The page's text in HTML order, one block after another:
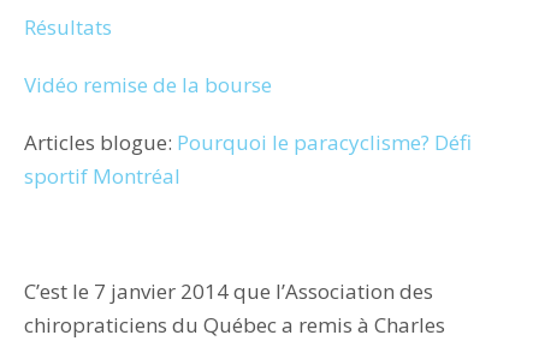
Résultats
Vidéo remise de la bourse
Articles blogue: Pourquoi le paracyclisme? Défi
sportif Montréal
C’est le 7 janvier 2014 que l’Association des
chiropraticiens du Québec a remis à Charles